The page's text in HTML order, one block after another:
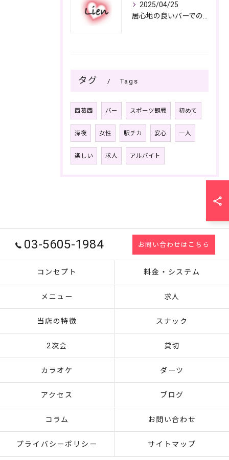
2025/04/25
タグ Tags
西葛西 バー スポーツ観戦 初めて
深夜 女性 駅チカ 安心 一人
楽しい 求人 アルバイト
03-5605-1984 お問い合わせはこちら
コンセプト 料金・システム
メニュー 求人
当店の特徴 スナック
2次会 貸切
カラオケ ダーツ
アクセス ブログ
コラム お問い合わせ
プライバシーポリシー サイトマップ